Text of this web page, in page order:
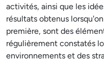
activités, ainsi que les
résultats obtenus
première, sont des
régulièrement constatés
environnements et des